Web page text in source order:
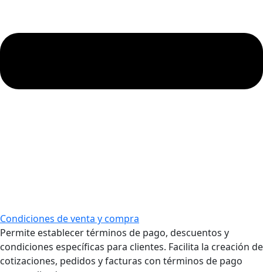
Condiciones de venta y compra
Permite establecer términos de pago, descuentos y
condiciones específicas para clientes. Facilita la creación de
cotizaciones, pedidos y facturas con términos de pago